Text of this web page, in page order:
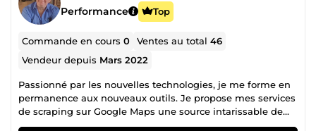
Performance Top
Commande en cours0 Ventes au total46
Vendeur depuis Mars 2022
Passionné par les nouvelles technologies, je me forme en
permanence aux nouveaux outils. Je propose mes services
de scraping sur Google Maps une source intarissable de
leads pour améliorer votre propection Marketing et faire